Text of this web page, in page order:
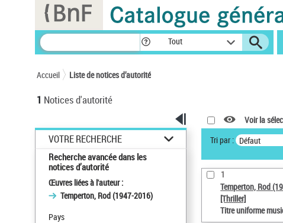
Tout
Accueil Liste de notices d’autorité
1 Notices d'autorité
VOTRE RECHERCHE
Recherche avancée dans les
notices d’autorité
Œuvres liées à l'auteur :
Temperton, Rod (1947-2016)
Pays
Voir la
Tri par : Défaut
1
Temperton, Rod
[Thriller]
Titre uniforme
Panneau de gestion des cookies